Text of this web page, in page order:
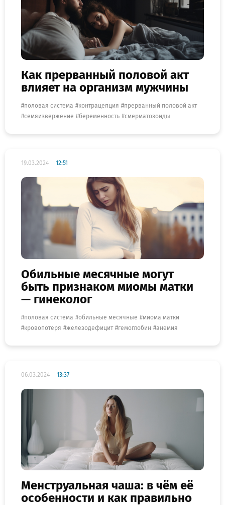
Как прерванный половой акт
влияет на организм мужчины
половая система контрацепция
прерванный половой акт
семяизвержение
беременность смерматозоиды
19.03.2024 12:51
Обильные месячные могут
быть признаком миомы матки
— гинеколог
половая система обильные месячные
миома матки
кровопотеря
железодефицит гемоглобин анемия
06.03.2024 13:37
Менструальная чаша: в чём её
особенности и как правильно